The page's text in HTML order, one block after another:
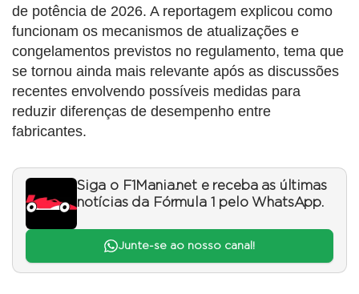
de potência de 2026. A reportagem explicou como
funcionam os mecanismos de atualizações e
congelamentos previstos no regulamento, tema que
se tornou ainda mais relevante após as discussões
recentes envolvendo possíveis medidas para
reduzir diferenças de desempenho entre
fabricantes.
Siga o F1Mania.net e receba as últimas
notícias da Fórmula 1 pelo WhatsApp.
Junte-se ao nosso canal!